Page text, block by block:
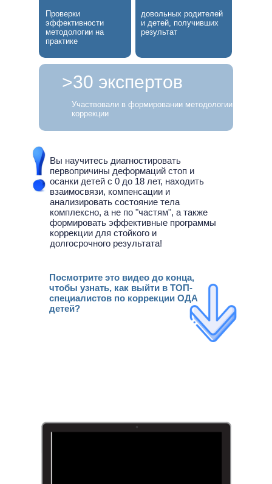
Посмотрите это видео до конца,
чтобы узнать, как выйти в ТОП-
специалистов по коррекции ОДА
детей?
Проверки
эффективности
методологии на
практике
Участвовали в формировании методологии
коррекции
довольных родителей
и детей, получивших
результат
>30 экспертов
Вы научитесь диагностировать
первопричины деформаций стоп и
осанки детей с 0 до 18 лет, находить
взаимосвязи, компенсации и
анализировать состояние тела
комплексно, а не по "частям", а также
формировать эффективные программы
коррекции для стойкого и
долгосрочного результата!